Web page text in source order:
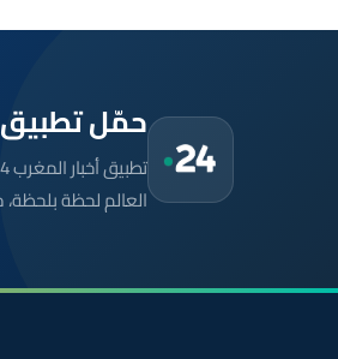
حمّل تطبيق Maroc24، أخبار المغرب تصلك أولاً
العالم لحظة